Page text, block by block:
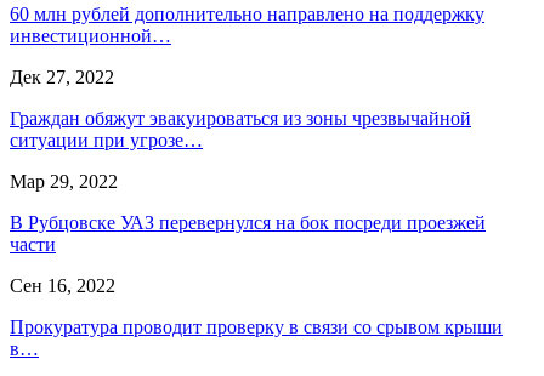
60 млн рублей дополнительно направлено на поддержку
инвестиционной…
Дек 27, 2022
Граждан обяжут эвакуироваться из зоны чрезвычайной
ситуации при угрозе…
Мар 29, 2022
В Рубцовске УАЗ перевернулся на бок посреди проезжей
части
Сен 16, 2022
Прокуратура проводит проверку в связи со срывом крыши
в…